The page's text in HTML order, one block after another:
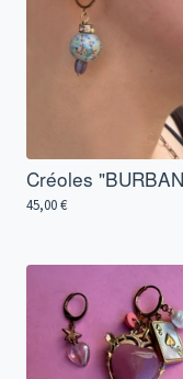
Créoles
45,00€